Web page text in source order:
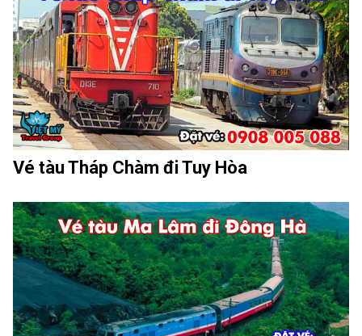
Vé tàu Tháp Chàm đi Tuy Hòa